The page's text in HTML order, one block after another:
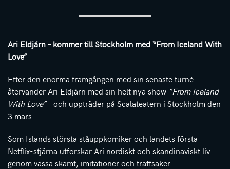
Ari Eldjárn – kommer till Stockholm med “From Iceland With
Love”
Efter den enorma framgången med sin senaste turné
återvänder Ari Eldjárn med sin helt nya show ”From Iceland
With Love”– och uppträder på Scalateatern i Stockholm den
3 mars.
Som Islands största ståuppkomiker och landets första
Netflix-stjärna utforskar Ari nordiskt och skandinaviskt liv
genom vassa skämt, imitationer och träffsäker